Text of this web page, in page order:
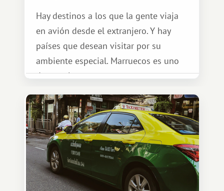
Hay destinos a los que la gente viaja
en avión desde el extranjero. Y hay
países que desean visitar por su
ambiente especial. Marruecos es uno
de esos lugares.